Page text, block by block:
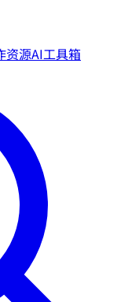
资源AI工具箱